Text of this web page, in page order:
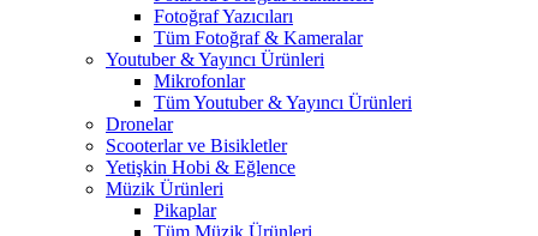
Fotoğraf Yazıcıları
Tüm Fotoğraf & Kameralar
Youtuber & Yayıncı Ürünleri
Mikrofonlar
Tüm Youtuber & Yayıncı Ürünleri
Dronelar
Scooterlar ve Bisikletler
Yetişkin Hobi & Eğlence
Müzik Ürünleri
Pikaplar
Tüm Müzik Ürünleri